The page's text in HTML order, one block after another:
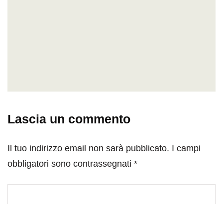
Lascia un commento
Il tuo indirizzo email non sarà pubblicato. I campi
obbligatori sono contrassegnati *